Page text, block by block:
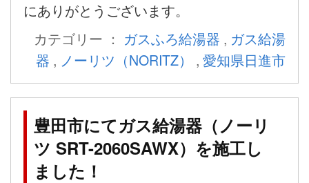
にありがとうございます。
カテゴリー ： ガスふろ給湯器 , ガス給湯
器 , ノーリツ（NORITZ） , 愛知県日進市
豊田市にてガス給湯器（ノーリ
ツ SRT-2060SAWX）を施工し
ました！